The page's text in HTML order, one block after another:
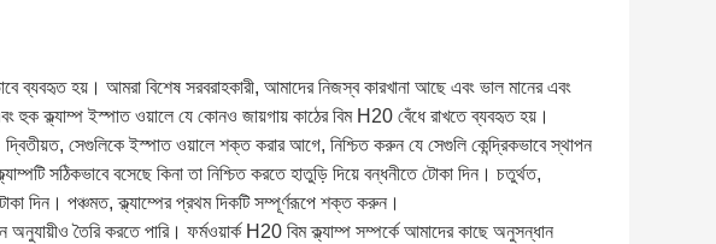
ব্যবহৃত হয়। আমরা বিশেষ সরবরাহকারী, আমাদের নিজস্ব কারখানা আছে এবং ভাল মানের এবং
হুক ক্ল্যাম্প ইস্পাত ওয়ালে যে কোনও জায়গায় কাঠের বিম H20 বেঁধে রাখতে ব্যবহৃত হয়।
সেগুলিকে ইস্পাত ওয়ালে শক্ত করার আগে, নিশ্চিত করুন যে সেগুলি কেন্দ্রিকভাবে স্থাপন
সঠিকভাবে বসেছে কিনা তা নিশ্চিত করতে হাতুড়ি দিয়ে বন্ধনীতে টোকা দিন। চতুর্থত,
দিন। পঞ্চমত, ক্ল্যাম্পের প্রথম দিকটি সম্পূর্ণরূপে শক্ত করুন।
তৈরি করতে পারি। ফর্মওয়ার্ক H20 বিম ক্ল্যাম্প সম্পর্কে আমাদের কাছে অনুসন্ধান